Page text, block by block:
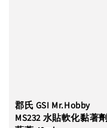
郡氏 GSI Mr.Hobby
MS232 水貼軟化黏著劑